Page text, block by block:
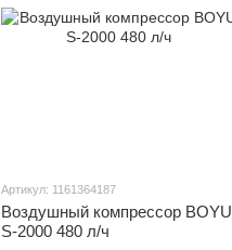
Артикул: 1161364187
Воздушный компрессор BOYU
S-2000 480 л/ч